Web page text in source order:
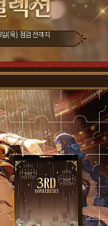
(목) 점검 전까지